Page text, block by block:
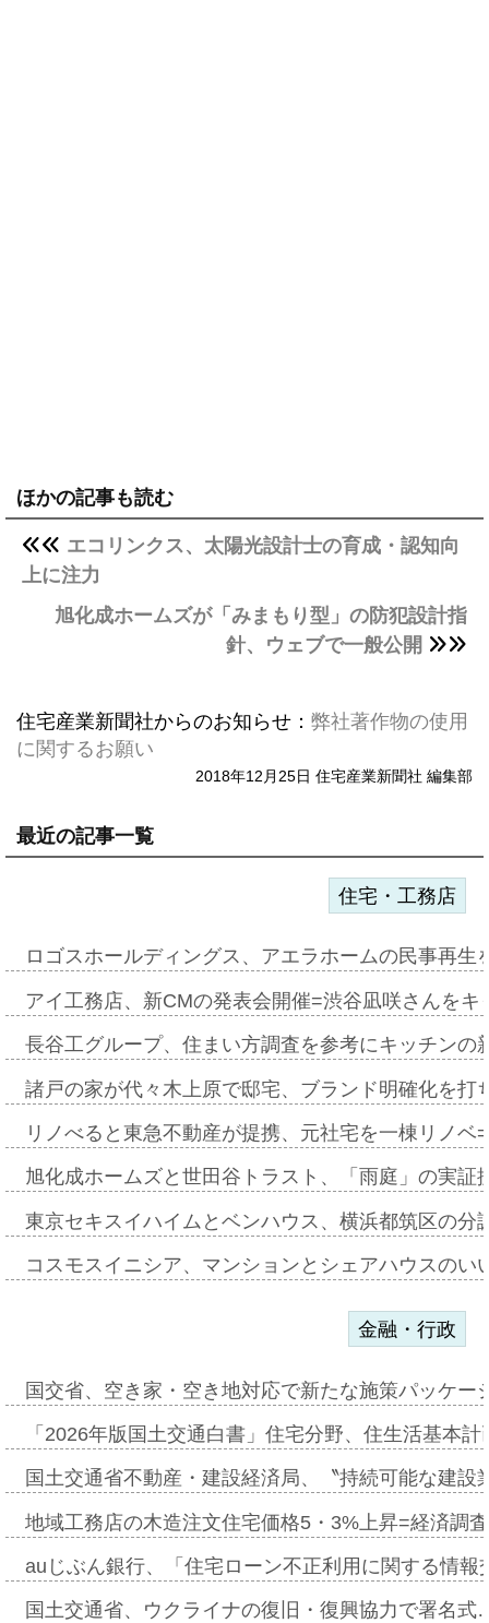
ほかの記事も読む
エコリンクス、太陽光設計士の育成・認知向
上に注力
旭化成ホームズが「みまもり型」の防犯設計指
針、ウェブで一般公開
住宅産業新聞社からのお知らせ： 弊社著作物の使用
に関するお願い
2018年12月25日 住宅産業新聞社 編集部
最近の記事一覧
住宅・工務店
ロゴスホールディングス、アエラホームの民事再
アイ工務店、新CMの発表会開催=渋谷凪咲さんを
長谷工グループ、住まい方調査を参考にキッチン
諸戸の家が代々木上原で邸宅、ブランド明確化を
リノべると東急不動産が提携、元社宅を一棟リノ
旭化成ホームズと世田谷トラスト、「雨庭」の実
東京セキスイハイムとベンハウス、横浜都筑区の
コスモスイニシア、マンションとシェアハウスの
金融・行政
国交省、空き家・空き地対応で新たな施策パッケ
「2026年版国土交通白書」住宅分野、住生活基本
国土交通省不動産・建設経済局、〝持続可能な建
地域工務店の木造注文住宅価格5・3%上昇=経済調
auじぶん銀行、「住宅ローン不正利用に関する情
国土交通省、ウクライナの復旧・復興協力で署名